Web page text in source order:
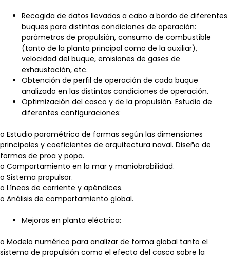
Recogida de datos llevados a cabo a bordo de diferentes
buques para distintas condiciones de operación:
parámetros de propulsión, consumo de combustible
(tanto de la planta principal como de la auxiliar),
velocidad del buque, emisiones de gases de
exhaustación, etc.
Obtención de perfil de operación de cada buque
analizado en las distintas condiciones de operación.
Optimización del casco y de la propulsión. Estudio de
diferentes configuraciones:
o Estudio paramétrico de formas según las dimensiones
principales y coeficientes de arquitectura naval. Diseño de
formas de proa y popa.
o Comportamiento en la mar y maniobrabilidad.
o Sistema propulsor.
o Líneas de corriente y apéndices.
o Análisis de comportamiento global.
Mejoras en planta eléctrica:
o Modelo numérico para analizar de forma global tanto el
sistema de propulsión como el efecto del casco sobre la